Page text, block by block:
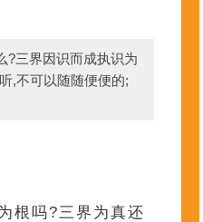
?三界因识而成执识为
,不可以随随便便的;
根吗?三界为真还